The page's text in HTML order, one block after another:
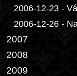
2006-12-23 -
2006-12-26 -
2007
2008
2009